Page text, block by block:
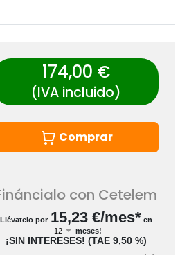
174,00 €
(IVA incluido)
Comprar
con Cetelem
Llévatelo por 15,23 €/mes* en
meses!
¡SIN INTERESES!(TAE9,50 %)